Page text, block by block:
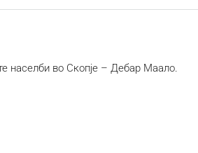
населби во Скопје – Дебар Маало.